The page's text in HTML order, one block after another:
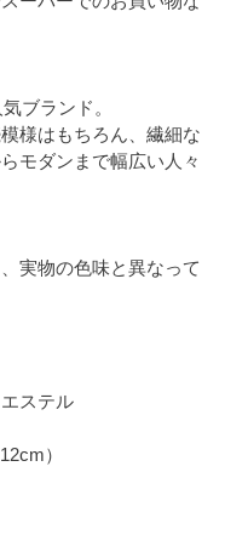
ブランド。
様はもちろん、繊細な
モダンまで幅広い人々
実物の色味と異なって
ステル
）